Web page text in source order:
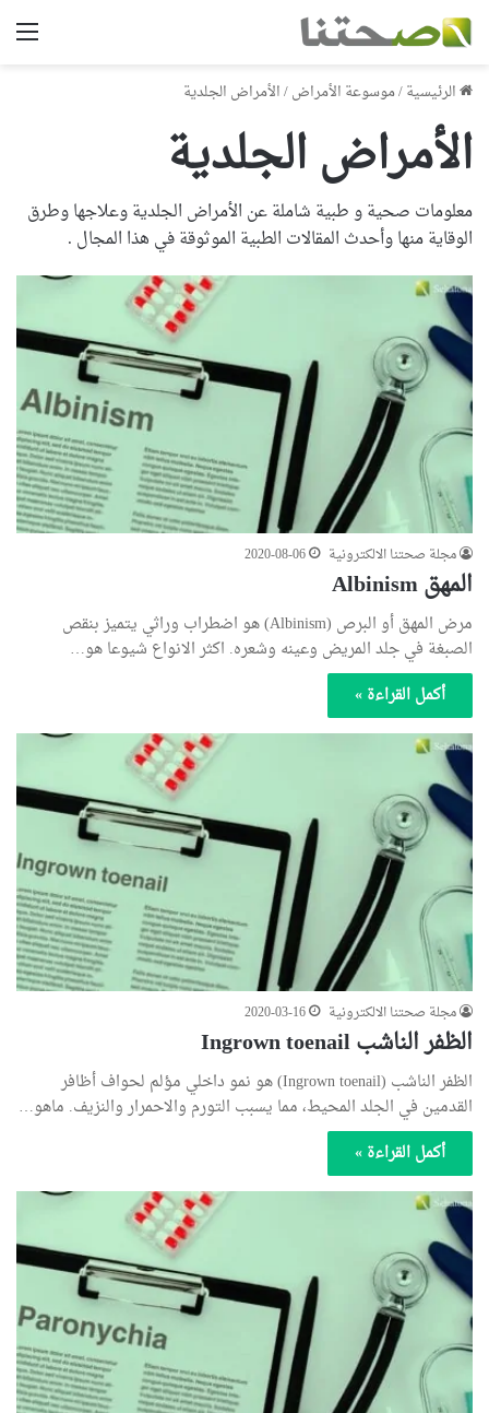
الرئيسية/موسوعة الأمراض/الأمراض الجلدية
الأمراض الجلدية
معلومات صحية و طبية شاملة عن الأمراض الجلدية وعلاجها وطرق
الوقاية منها وأحدث المقالات الطبية الموثوقة في هذا المجال .
مجلة صحتنا الالكترونية 2020-08-06
المهق Albinism
مرض المهق أو البرص (Albinism) هو اضطراب وراثي يتميز بنقص
الصبغة في جلد المريض وعينه وشعره. اكثر الانواع شيوعا هو…
أكمل القراءة »
مجلة صحتنا الالكترونية 2020-03-16
الظفر الناشب Ingrown toenail
الظفر الناشب (Ingrown toenail) هو نمو داخلي مؤلم لحواف أظافر
القدمين في الجلد المحيط، مما يسبب التورم والاحمرار والنزيف. ماهو…
أكمل القراءة »